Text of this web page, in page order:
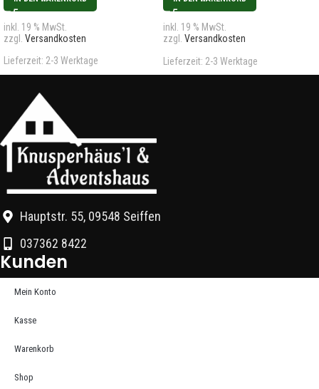
inkl. 19 % MwSt.
zzgl. Versandkosten
Lieferzeit: 2-3 Werktage
inkl. 19 % MwSt.
zzgl. Versandkosten
Lieferzeit: 2-3 Werktage
Hauptstr. 55, 09548 Seiffen
037362 8422
Kunden
Mein Konto
Kasse
Warenkorb
Shop